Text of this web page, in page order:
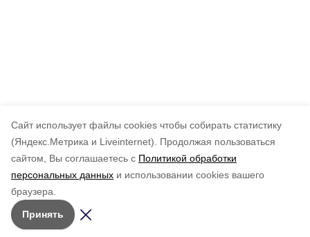
Cайт использует файлы cookies чтобы собирать статистику
(Яндекс.Метрика и Liveinternet).
Продолжая пользоваться
сайтом, Вы соглашаетесь с Политикой обработки
персональных данных и использовании cookies вашего
браузера.
Принять